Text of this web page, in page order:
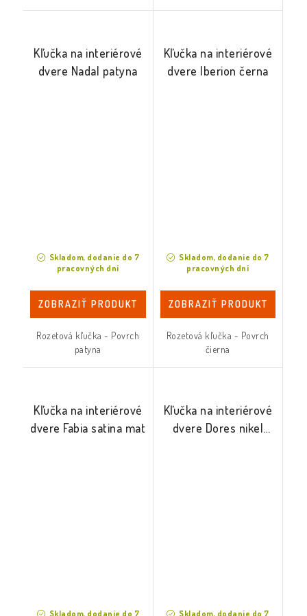
Kľučka na interiérové
dvere Nadal patyna
Skladom, dodanie do 7
pracovných dní
ZOBRAZIŤ PRODUKT
Rozetová kľučka - Povrch
patyna
Kľučka na interiérové
dvere Iberion černa
Skladom, dodanie do 7
pracovných dní
ZOBRAZIŤ PRODUKT
Rozetová kľučka - Povrch
čierna
Kľučka na interiérové
dvere Fabia satina mat
Skladom, dodanie do 7
Kľučka na interiérové
dvere Dores nikel
Skladom, dodanie do 7